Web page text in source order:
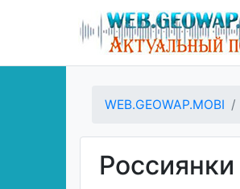
WEB.GEOWAP.MOBI